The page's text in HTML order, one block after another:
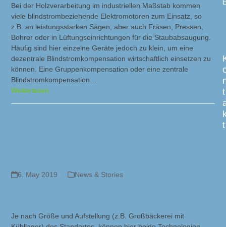
Bei der Holzverarbeitung im industriellen Maßstab kommen
viele blindstrombeziehende Elektromotoren zum Einsatz, so
z.B. an leistungsstarken Sägen, aber auch Fräsen, Pressen,
Bohrer oder in Lüftungseinrichtungen für die Staubabsaugung.
Häufig sind hier einzelne Geräte jedoch zu klein, um eine
dezentrale Blindstromkompensation wirtschaftlich einsetzen zu
können. Eine Gruppenkompensation oder eine zentrale
Blindstromkompensation…
Weiterlesen
6. May 2019 News & Stories
Je nach Größe und Aufstellung (z.B. Großbäckerei mit
t
t